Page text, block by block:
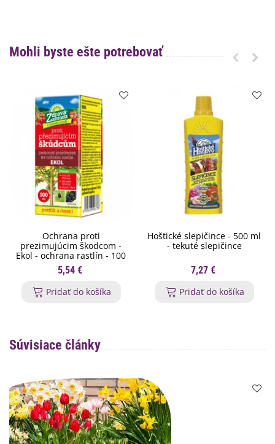
Mohli byste ešte potrebovať
Ochrana proti
prezimujúcim škodcom -
Ekol - ochrana rastlín - 100
ml
5,54 €
Pridať do košíka
Hoštické slepičince - 500 ml
- tekuté slepičince
7,27 €
Pridať do košíka
Súvisiace články